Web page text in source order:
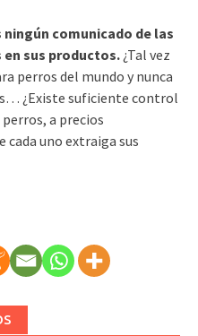
comunicado de las
en sus productos. ¿Tal vez
perros del mundo y nunca
¿Existe suficiente control
a precios
uno extraiga sus